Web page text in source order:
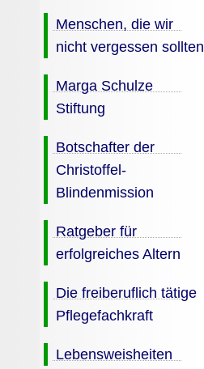
Menschen, die wir
nicht vergessen sollten
Marga Schulze
Stiftung
Botschafter der
Christoffel-
Blindenmission
Ratgeber für
erfolgreiches Altern
Die freiberuflich tätige
Pflegefachkraft
Lebensweisheiten